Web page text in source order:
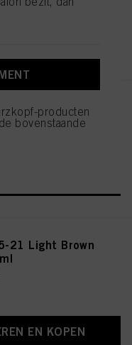
9-19 60ml
21 Light Brown
EN KOPEN
producten
bovenstaande